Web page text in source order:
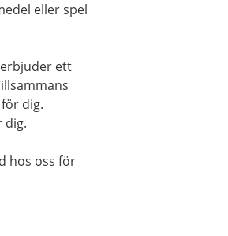
eller spel
ett
dig.
dig.
hos oss för